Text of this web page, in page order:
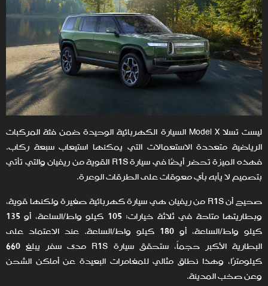
ليست تسلا Model X السيارة الكهربائية الوحيدة ضمن فئة المركبات
الرياضية متعددة الاستعمالات التي يمكنها استيعاب سبعة ركاب.
فهذه الميزة تحضر أيضًا في سيارة R1S القوية من ريفيان والتي تأتي
بتصميم لا يأبه بأي معوقات على الطرقات الوعرة.
صحيح أن R1S من ريفيان هي سيارة كهربائية صغيرة ولكنها قوية،
وبطاريتها متاحة في ثلاثة خيارات: 105 كيلو واط/الساعة، أو 135
كيلو واط/الساعة، أو 180 كيلو واط/الساعة. عند الاعتماد على
البطارية الأكبر حجماً، ستحقق سيارة R1S مدى سفر يبلغ 660
كيلومترًا، وهذا نطاق مثالي للمغامرات البعيدة عن أماكن الشحن
وعن صخب المدينة.